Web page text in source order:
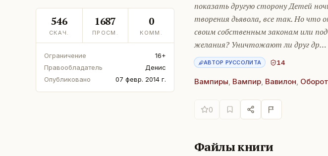
546
СКАЧ.
1687
ПРОСМ.
0
КОММ.
Ограничение
16+
Правообладатель
Денис
Опубликовано
07 февр. 2014 г.
показать другую сторону Детей
творения дьявола, все так. Но что
своим собственным законам или
желания? Уничтожают ли друг др…
АВТОР РУССОЛИТА 14
Вампиры, Вампир, Вавилон,
0
Файлы книги